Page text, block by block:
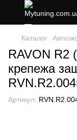
Каталог
RAVON R2
крепежа
Артикул: